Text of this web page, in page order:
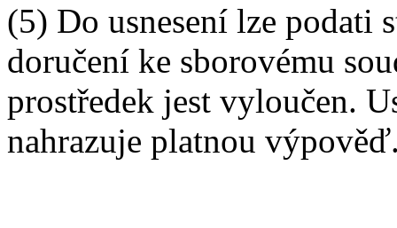
(5) Do usnesení lze podati
doručení ke sborovému
prostředek jest vyloučen.
nahrazuje platnou